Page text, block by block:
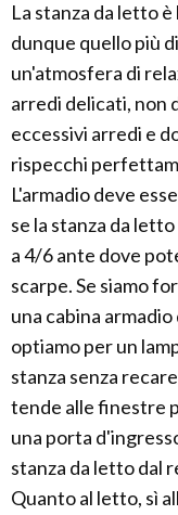
La stanza da letto
dunque quello più
un'atmosfera di
arredi delicati, non
eccessivi arredi e
rispecchi
L'armadio deve
se la stanza da
a 4/6 ante dove
scarpe. Se siamo
una cabina
optiamo per un
stanza senza
tende alle finestre
una porta
stanza da letto dal
Quanto al letto, sì